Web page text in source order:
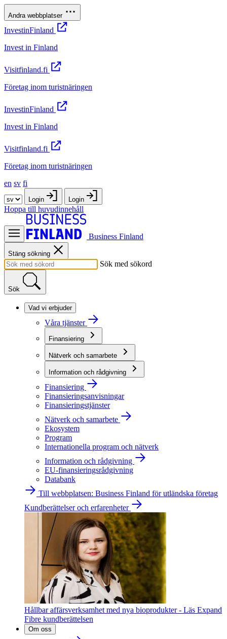
Andra webbplatser
InvestinFinland
Invest in Finland
Visitfinland.fi
Företag inom turistnäringen
InvestinFinland
Invest in Finland
Visitfinland.fi
Företag inom turistnäringen
en sv fi
Login Login
Hoppa till huvudinnehåll
Business Finland
Stäng sökning
Sök med sökord
Sök
Vad vi erbjuder
Våra tjänster
Finansiering
Nätverk och samarbete
Information och rådgivning
Finansiering
Finansieringsanvisningar
Finansieringstjänster
Nätverk och samarbete
Ekosystem
Program
Internationella program och nätverk
Information och rådgivning
EU-finansieringsrådgivning
Databank
Till webbplatsen: Business Finland för utländska företag
Kundberättelser och erfarenheter
Hållbar affärsverksamhet med nya bioprodukter - Läs Expand
Fibre kundberättelsen
Om oss